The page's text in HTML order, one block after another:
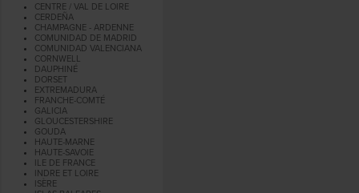
CENTRE / VAL DE LOIRE
CERDEÑA
CHAMPAGNE - ARDENNE
COMUNIDAD DE MADRID
COMUNIDAD VALENCIANA
CORNWELL
DAUPHINÉ
DORSET
EXTREMADURA
FRANCHE-COMTÉ
GALICIA
GLOUCESTERSHIRE
GOUDA
HAUTE-MARNE
HAUTE-SAVOIE
ILE DE FRANCE
INDRE ET LOIRE
ISÈRE